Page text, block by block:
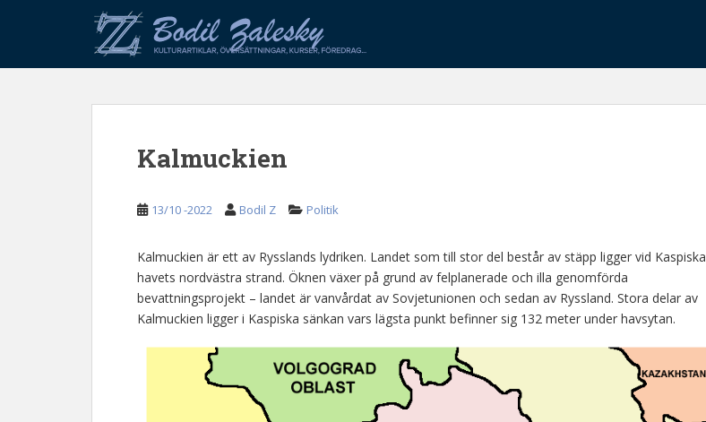
p
Kalmuckien
13/10 -2022 Bodil Z Politik
Kalmuckien är ett av Rysslands lydriken. Landet som till stor del består av stäpp ligger vid Kaspiska
havets nordvästra strand. Öknen växer på grund av felplanerade och illa genomförda
bevattningsprojekt – landet är vanvårdat av Sovjetunionen och sedan av Ryssland. Stora delar av
Kalmuckien ligger i Kaspiska sänkan vars lägsta punkt befinner sig 132 meter under havsytan.